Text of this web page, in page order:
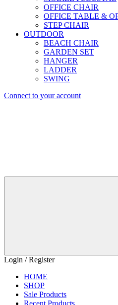
OFFICE CHAIR
OFFICE TABLE &
STEP CHAIR
OUTDOOR
BEACH CHAIR
GARDEN SET
HANGER
LADDER
SWING
Connect to your account
Login / Register
HOME
SHOP
Sale Products
Recent Products